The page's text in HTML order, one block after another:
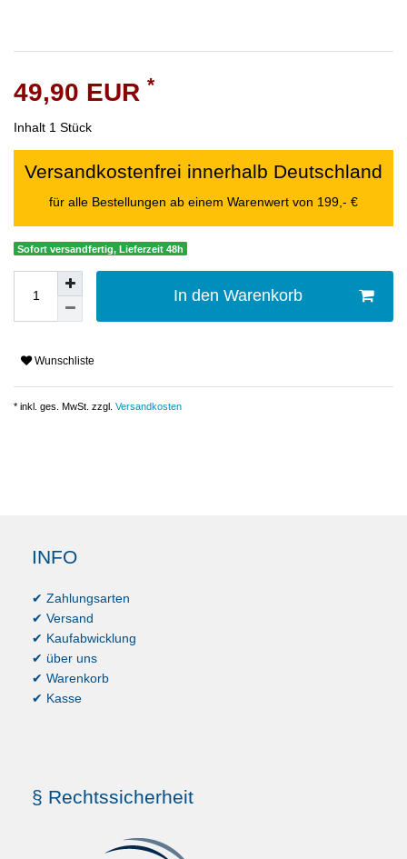
49,90 EUR *
Inhalt 1 Stück
Versandkostenfrei innerhalb Deutschland
für alle Bestellungen ab einem Warenwert von 199,- €
Sofort versandfertig, Lieferzeit 48h
In den Warenkorb
Wunschliste
* inkl. ges. MwSt. zzgl. Versandkosten
INFO
✔ Zahlungsarten
✔ Versand
✔ Kaufabwicklung
✔ über uns
✔ Warenkorb
✔ Kasse
§ Rechtssicherheit